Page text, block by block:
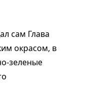
сам Глава
окрасом, в
зеленые